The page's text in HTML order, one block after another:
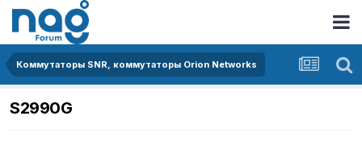
Коммутаторы SNR, коммутаторы Orion Networks
S2990G